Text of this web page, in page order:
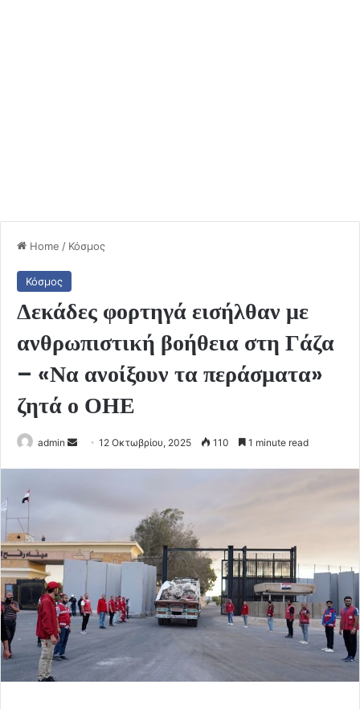
Home / Κόσμος
Κόσμος
Δεκάδες φορτηγά εισήλθαν με
ανθρωπιστική βοήθεια στη Γάζα
– «Να ανοίξουν τα περάσματα»
ζητά ο ΟΗΕ
admin
Send12 Οκτωβρίου, 2025 110 1 minute read